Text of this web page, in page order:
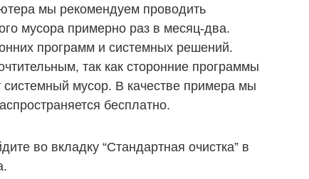
мы рекомендуем проводить
мусора примерно раз в месяц-два.
программ и системных решений.
так как сторонние программы
мусор. В качестве примера мы
бесплатно.
во вкладку “Стандартная очистка” в